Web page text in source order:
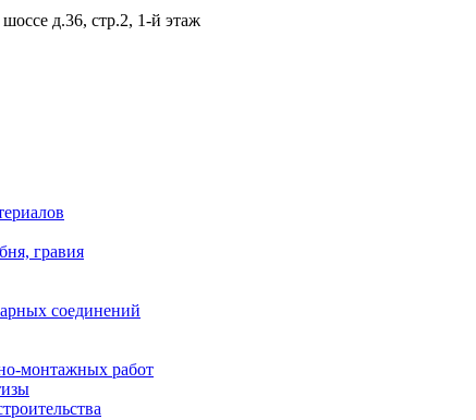
д.36, стр.2, 1-й этаж
гравия
соединений
монтажных работ